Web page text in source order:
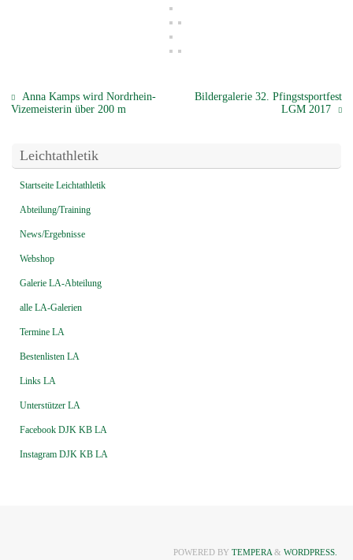
Anna Kamps wird Nordrhein-
Vizemeisterin über 200 m
Bildergalerie 32. Pfingstsportfest
LGM 2017
Leichtathletik
Startseite Leichtathletik
Abteilung/Training
News/Ergebnisse
Webshop
Galerie LA-Abteilung
alle LA-Galerien
Termine LA
Bestenlisten LA
Links LA
Unterstützer LA
Facebook DJK KB LA
Instagram DJK KB LA
POWERED BY TEMPERA & WORDPRESS.